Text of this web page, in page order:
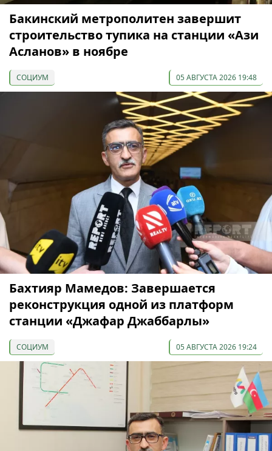
Бакинский метрополитен завершит
строительство тупика на станции «Ази
Асланов» в ноябре
СОЦИУМ 05 АВГУСТА 2026 19:48
Бахтияр Мамедов: Завершается
реконструкция одной из платформ
станции «Джафар Джаббарлы»
СОЦИУМ 05 АВГУСТА 2026 19:24